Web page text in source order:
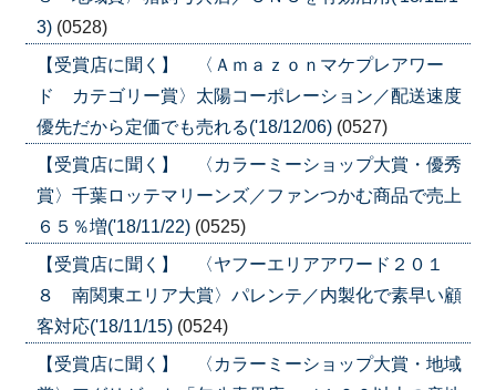
3) (0528)
【受賞店に聞く】 〈Ａｍａｚｏｎマケプレアワー
ド カテゴリー賞〉太陽コーポレーション／配送速度
優先だから定価でも売れる('18/12/06) (0527)
【受賞店に聞く】 〈カラーミーショップ大賞・優秀
賞〉千葉ロッテマリーンズ／ファンつかむ商品で売上
６５％増('18/11/22) (0525)
【受賞店に聞く】 〈ヤフーエリアアワード２０１
８ 南関東エリア大賞〉パレンテ／内製化で素早い顧
客対応('18/11/15) (0524)
【受賞店に聞く】 〈カラーミーショップ大賞・地域